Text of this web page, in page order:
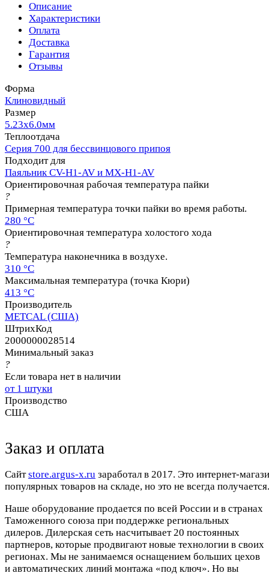
Описание
Характеристики
Оплата
Доставка
Гарантия
Отзывы
Форма
Клиновидный
Размер
5.23х6.0мм
Теплоотдача
Серия 700 для бессвинцового припоя
Подходит для
Паяльник CV-H1-AV и MX-H1-AV
Ориентировочная рабочая температура пайки
?
Примерная температура точки пайки во время работы.
280 °C
Ориентировочная температура холостого хода
?
Температура наконечника в воздухе.
310 °C
Максимальная температура (точка Кюри)
413 °C
Производитель
METCAL (США)
ШтрихКод
2000000028514
Минимальный заказ
?
Если товара нет в наличии
от 1 штуки
Производство
США
Заказ и оплата
Cайтstore.argus-x.ru заработал в 2017. Это интернет-
популярных товаров на складе, но это не всегда
Наше оборудование продается по всей России и в странах
Таможенного союза при поддержке региональных
дилеров. Дилерская сеть насчитывает 20 постоянных
партнеров, которые продвигают новые технологии в своих
регионах. Мы не занимаемся оснащением больших цехов
и автоматических линий монтажа «под ключ». Но вы